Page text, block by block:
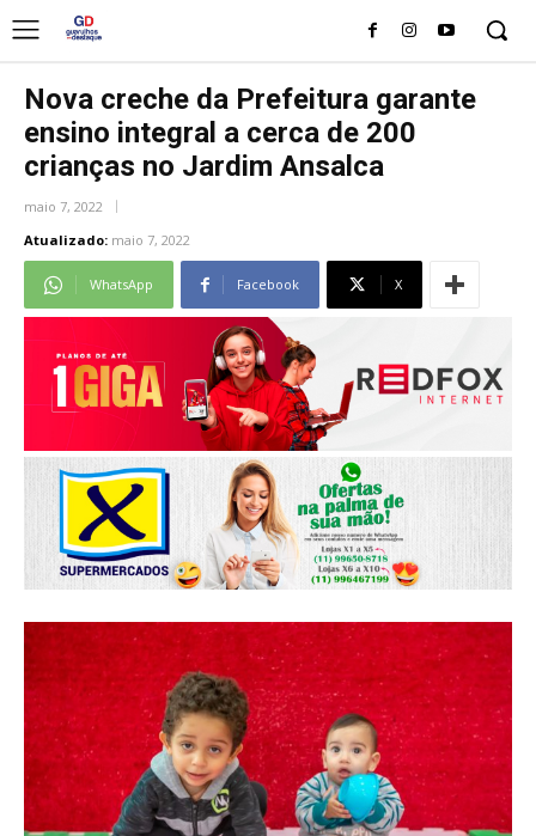
Nova creche da Prefeitura garante
ensino integral a cerca de 200
crianças no Jardim Ansalca
maio 7, 2022
Atualizado: maio 7, 2022
WhatsApp Facebook X